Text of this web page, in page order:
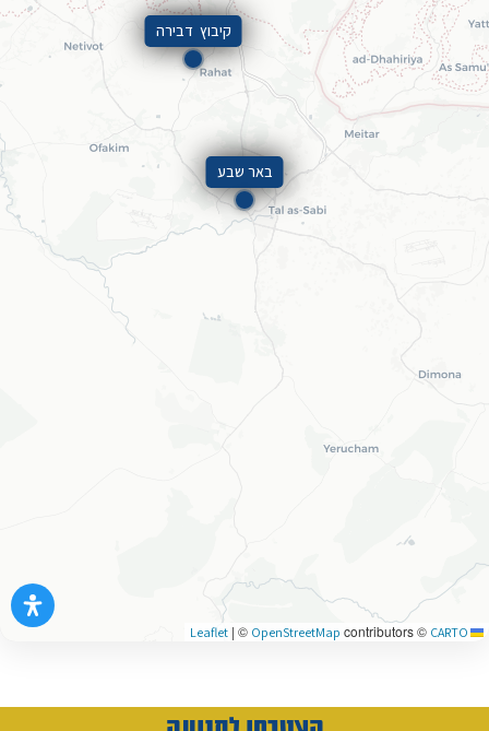
באר שבע
קיבוץ דבירה
| © OpenStreetMap contributors © CARTO